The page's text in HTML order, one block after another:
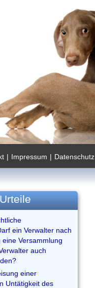
Datenschutz
|
Impressum
|
ein Verwalter nach
Versammlung
auch
einer
Untätigkeit des